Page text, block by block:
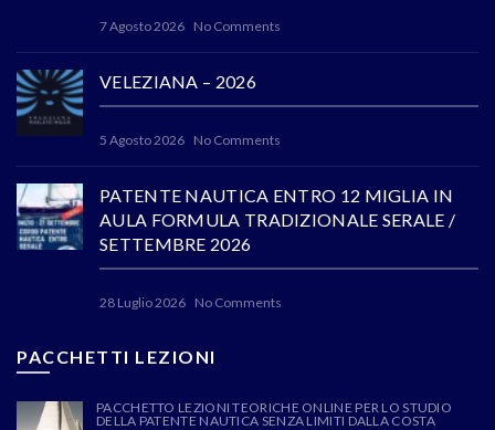
7 Agosto 2026 No Comments
VELEZIANA – 2026
5 Agosto 2026 No Comments
PATENTE NAUTICA ENTRO 12 MIGLIA IN
AULA FORMULA TRADIZIONALE SERALE /
SETTEMBRE 2026
28 Luglio 2026 No Comments
PACCHETTI LEZIONI
PACCHETTO LEZIONI TEORICHE ONLINE PER LO STUDIO
DELLA PATENTE NAUTICA SENZA LIMITI DALLA COSTA